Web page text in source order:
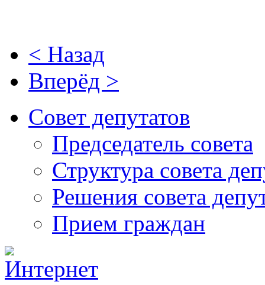
< Назад
Вперёд >
Совет депутатов
Председатель совета
Структура совета
Решения совета
Прием граждан